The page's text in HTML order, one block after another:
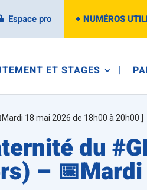
Espace pro + NUMÉROS
ET STAGES
18 mai 2026 de 18h00 à 20h00 ]
du
–